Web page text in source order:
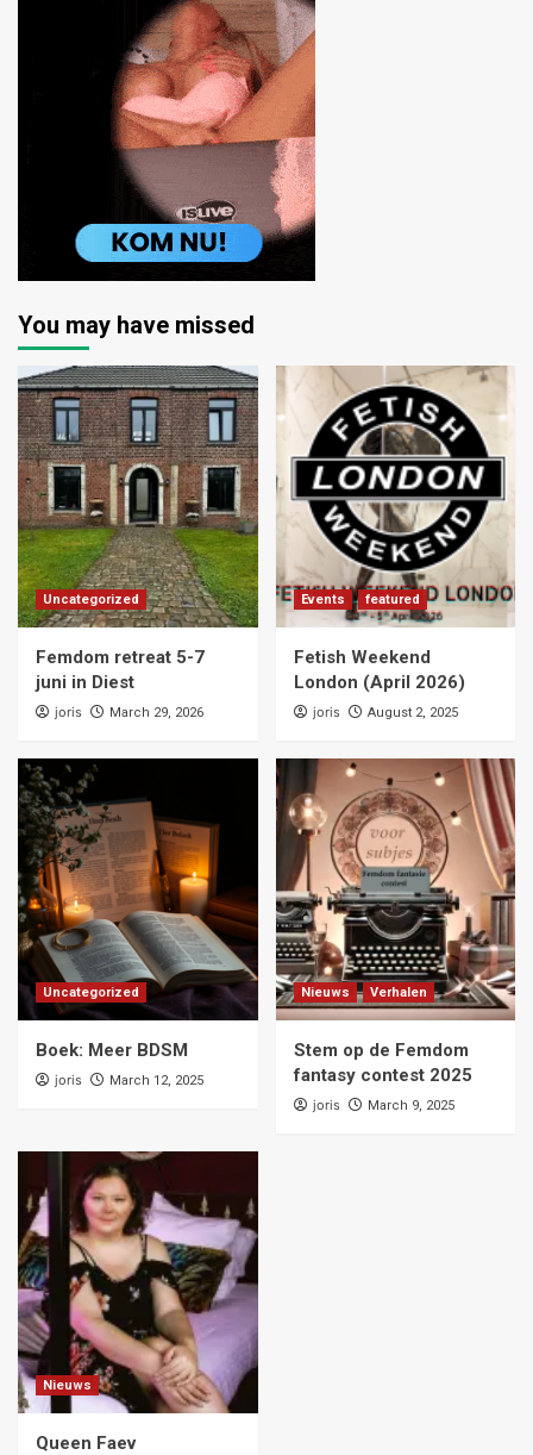
You may have missed
Uncategorized
Femdom retreat 5-7
juni in Diest
joris March 29, 2026
Events featured
Fetish Weekend
London (April 2026)
joris August 2, 2025
Uncategorized
Boek: Meer BDSM
joris March 12, 2025
Nieuws Verhalen
Stem op de Femdom
fantasy contest 2025
joris March 9, 2025
Nieuws
Queen Faev